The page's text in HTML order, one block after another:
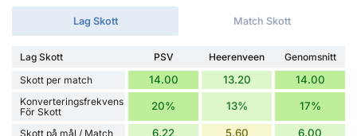
Lag Skott Match Skott
Lag Skott PSV Heerenveen
Genomsnitt
Skott per match
14.00 13.20 14.00
Konverteringsfrekvens
För Skott
20% 13% 17%
Skott på mål / Match 6.22 5.60 6.00